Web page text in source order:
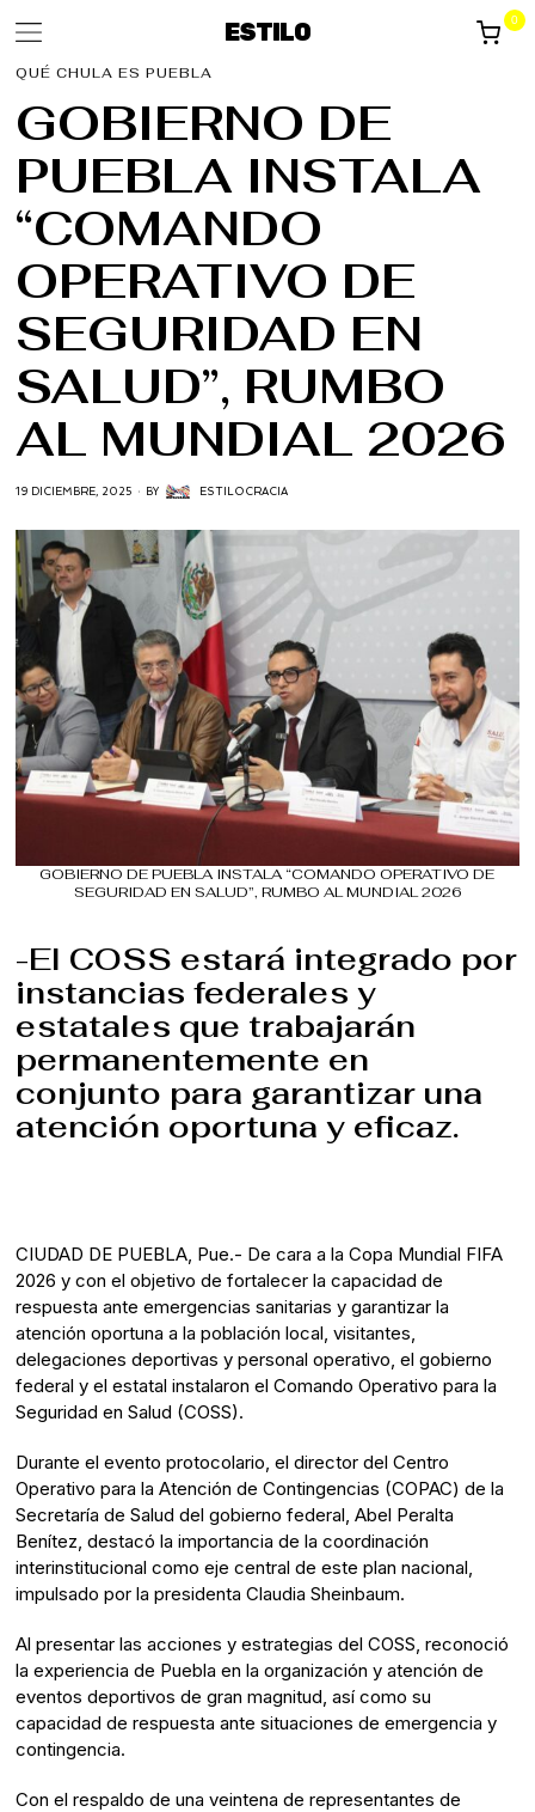
ESTILO 0
QUÉ CHULA ES PUEBLA
GOBIERNO DE
PUEBLA INSTALA
“COMANDO
OPERATIVO DE
SEGURIDAD EN
SALUD”, RUMBO
AL MUNDIAL 2026
19 DICIEMBRE, 2025 BY ESTILOCRACIA
GOBIERNO DE PUEBLA INSTALA “COMANDO OPERATIVO DE
SEGURIDAD EN SALUD”, RUMBO AL MUNDIAL 2026
-El COSS estará integrado por
instancias federales y
estatales que trabajarán
permanentemente en
conjunto para garantizar una
atención oportuna y eficaz.
CIUDAD DE PUEBLA, Pue.- De cara a la Copa Mundial FIFA
2026 y con el objetivo de fortalecer la capacidad de
respuesta ante emergencias sanitarias y garantizar la
atención oportuna a la población local, visitantes,
delegaciones deportivas y personal operativo, el gobierno
federal y el estatal instalaron el Comando Operativo para la
Seguridad en Salud (COSS).
Durante el evento protocolario, el director del Centro
Operativo para la Atención de Contingencias (COPAC) de la
Secretaría de Salud del gobierno federal, Abel Peralta
Benítez, destacó la importancia de la coordinación
interinstitucional como eje central de este plan nacional,
impulsado por la presidenta Claudia Sheinbaum.
Al presentar las acciones y estrategias del COSS, reconoció
la experiencia de Puebla en la organización y atención de
eventos deportivos de gran magnitud, así como su
capacidad de respuesta ante situaciones de emergencia y
contingencia.
Con el respaldo de una veintena de representantes de